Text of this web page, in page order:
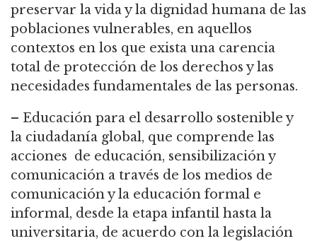
preservar la vida y la dignidad humana de las
poblaciones vulnerables, en aquellos
contextos en los que exista una carencia
total de protección de los derechos y las
necesidades fundamentales de las personas.
– Educación para el desarrollo sostenible y
la ciudadanía global, que comprende las
acciones de educación, sensibilización y
comunicación a través de los medios de
comunicación y la educación formal e
informal, desde la etapa infantil hasta la
universitaria, de acuerdo con la legislación